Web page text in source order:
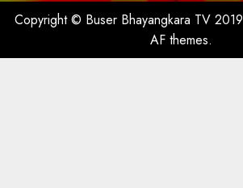
Copyright © Buser Bhayangkara TV 2019
AF themes.